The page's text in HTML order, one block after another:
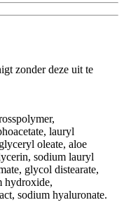
zonder deze uit te
lauryl
oleate, aloe
sodium lauryl
glycol distearate,
hydroxide,
sodium hyaluronate.